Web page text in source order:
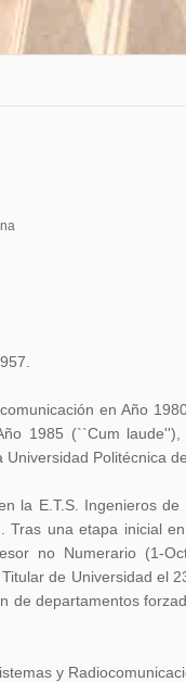
en Año
1985 (``Cum laude''),
Politécnica
la E.T.S. Ingenieros de
Tras una etapa inicial
no Numerario (1-
de Universidad el
de departamentos
y